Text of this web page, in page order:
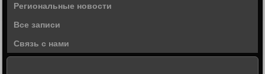
Региональные новости
Все записи
Связь с нами